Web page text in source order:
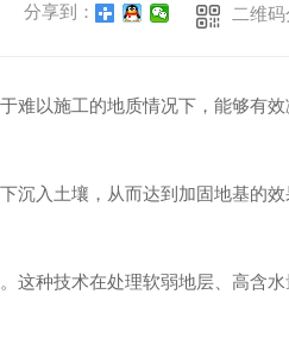
桩
分享到： 二维
难以施工的地质情况下，能够有
沉入土壤，从而达到加固地基的
这种技术在处理软弱地层、高含